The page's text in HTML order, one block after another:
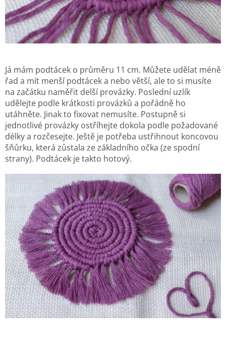
Já mám podtácek o průměru 11 cm. Můžete udělat méně
řad a mít menší podtácek a nebo větší, ale to si musíte
na začátku naměřit delší provázky. Poslední uzlík
udělejte podle krátkosti provázků a pořádně ho
utáhněte. Jinak to fixovat nemusíte. Postupně si
jednotlivé provázky ostříhejte dokola podle požadované
délky a rozčesejte. Ještě je potřeba ustřihnout koncovou
šňůrku, která zůstala ze základního očka (ze spodní
strany). Podtácek je takto hotový.